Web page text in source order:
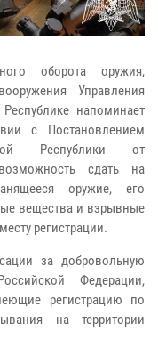
оборота оружия,
Управления
напоминает
с Постановлением
Республики от
сдать на
оружие, его
вещества и взрывные
регистрации.
за добровольную
Федерации,
регистрацию по
на территории